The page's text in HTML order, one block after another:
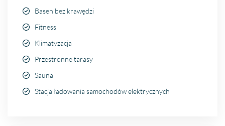
Basen bez krawędzi
Fitness
Klimatyzacja
Przestronne tarasy
Sauna
Stacja ładowania samochodów elektrycznych